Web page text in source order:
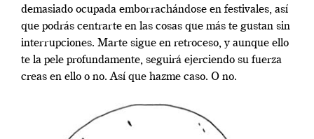
demasiado ocupada emborrachándose en festivales, así
que podrás centrarte en las cosas que más te gustan sin
interrupciones. Marte sigue en retroceso, y aunque ello
te la pele profundamente, seguirá ejerciendo su fuerza
creas en ello o no. Así que hazme caso. O no.